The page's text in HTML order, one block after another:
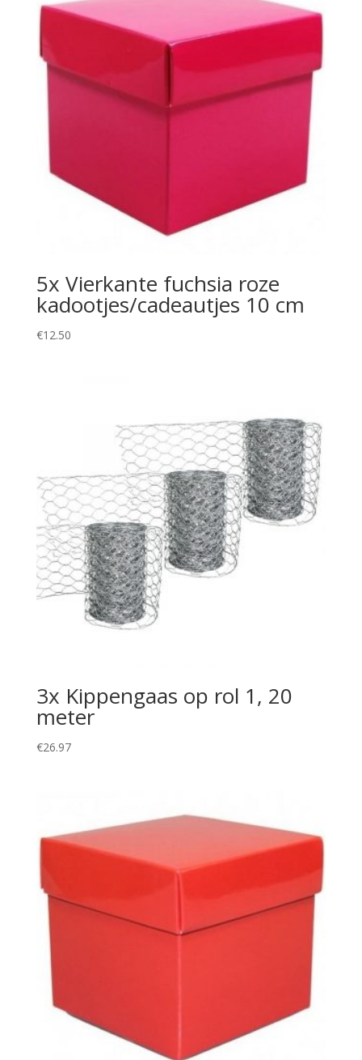
5x Vierkante fuchsia roze
kadootjes/cadeautjes 10 cm
€12.50
3x Kippengaas op rol 1, 20
meter
€26.97